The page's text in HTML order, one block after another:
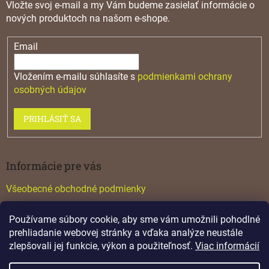
Používame súbory cookie, aby sme vám umožnili pohodlné
prehliadanie webovej stránky a vďaka analýze neustále
zlepšovali jej funkcie, výkon a použiteľnosť. Viac informácií
Vložte svoj e-mail a my Vám budeme zasielať informácie o
nových produktoch na našom e-shope.
Email
Vložením e-mailu súhlasíte s podmienkami ochrany
osobných údajov
PRIHLÁSIŤ SA
Informácie pre vás
Všeobecné obchodné podmienky
Katalógy